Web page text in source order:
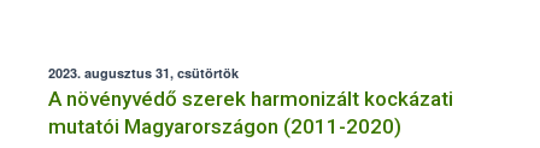
2023. augusztus 31, csütörtök
A növényvédő szerek harmonizált kockázati
mutatói Magyarországon (2011-2020)